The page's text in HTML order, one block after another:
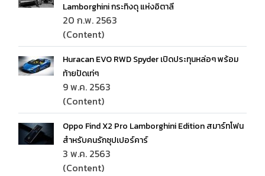
Lamborghini กระทิงดุ แห่งอิตาลี
20 ก.พ. 2563
(Content)
Huracan EVO RWD Spyder เปิดประทุนหล่อๆ พร้อม
ท้ายปัดเท่ๆ
9 พ.ค. 2563
(Content)
Oppo Find X2 Pro Lamborghini Edition สมาร์ทโฟน
สำหรับคนรักซุปเปอร์คาร์
3 พ.ค. 2563
(Content)